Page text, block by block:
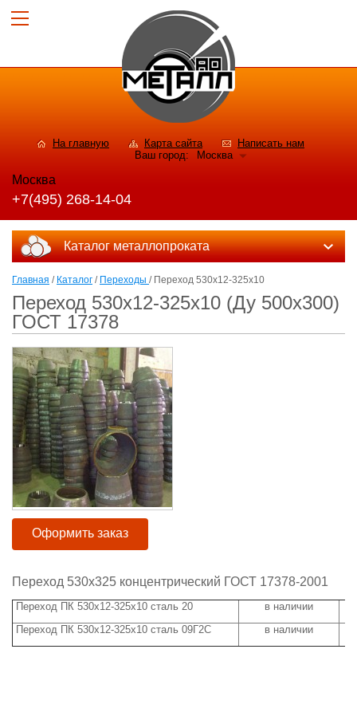
На главную Карта сайта
Написать нам
Ваш город:
Москва
Москва
+7(495) 268-14-04
Каталог металлопроката
Главная / Каталог / Переходы / Переход 530х12-325х10
Переход 530х12-325х10 (Ду 500х300)
ГОСТ 17378
Оформить заказ
Переход 530х325 концентрический ГОСТ 17378-2001
Переход ПК 530х12-325х10 сталь 20 в наличии
Переход ПК 530х12-325х10 сталь 09Г2С
в наличии